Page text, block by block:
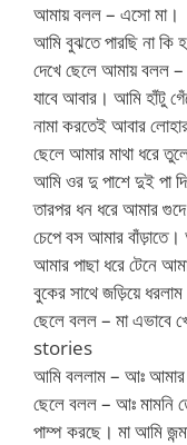
আমায় বলল – এসো মা।
আমি বুঝতে পারছি না কি
দেখে ছেলে আমায় বলল
যাবে আবার। আমি হাঁটু
নামা করতেই আবার
ছেলে আমার মাথা ধরে
আমি ওর দু পাশে দুই পা
তারপর ধন ধরে আমার
চেপে বস আমার
আমার পাছা ধরে টেনে
বুকের সাথে জড়িয়ে
ছেলে বলল – মা
stories
আমি বললাম – আঃ আমার
ছেলে বলল – আঃ মামনি
পাম্প করছে। মা আমি